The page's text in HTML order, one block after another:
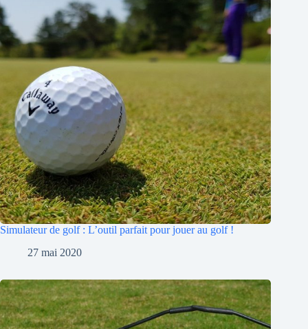
Simulateur de golf : L’outil parfait pour jouer au golf !
27 mai 2020